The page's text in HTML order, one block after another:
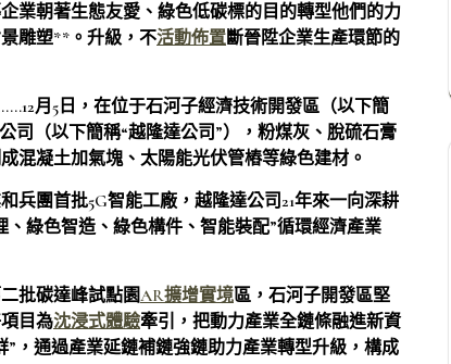
業朝著生態友愛、綠色低碳標的目的轉型他們的力
雕塑**。升級，不活動佈置斷晉陞企業生產環節的
月5日，在位于石河子經濟技術開發區（以下簡
司（以下簡稱“越隆達公司”），粉煤灰、脫硫石膏
混凝土加氣塊、太陽能光伏管樁等綠色建材。
兵團首批5G智能工廠，越隆達公司21年來一向深耕
綠色智造、綠色構件、智能裝配”循環經濟產業
批碳達峰試點園AR擴增實境區，石河子開發區堅
目為沈浸式體驗牽引，把動力產業全鏈條融進新資
，通過產業延鏈補鏈強鏈助力產業轉型升級，構成